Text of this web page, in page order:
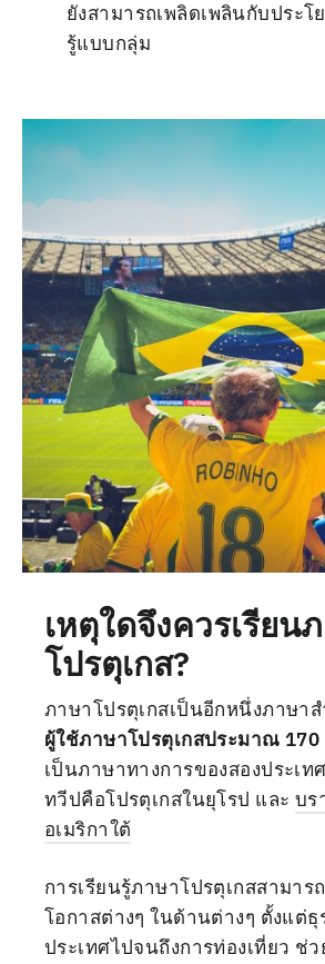
ยังสามารถเพลิดเพลินกับประโ
รู้แบบกลุ่ม
เหตุใดจึงควรเรียน
โปรตุเกส?
ภาษาโปรตุเกสเป็นอีกหนึ่งภาษา
ผู้ใช้ภาษาโปรตุเกสประมาณ
เป็นภาษาทางการของสองประเ
ทวีปคือโปรตุเกสในยุโรป และ บร
อเมริกาใต้
การเรียนรู้ภาษาโปรตุเกสสามาร
โอกาสต่างๆ ในด้านต่างๆ ตั้งแต่ธุ
ประเทศไปจนถึงการท่องเที่ยว ช่